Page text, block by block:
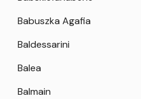
Babuszka Agafia
Baldessarini
Balea
Balmain